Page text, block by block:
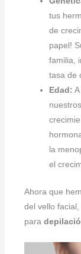
tus
de
papel!
familia,
tasa de
Edad:
la
el
Ahora que
del vello
para